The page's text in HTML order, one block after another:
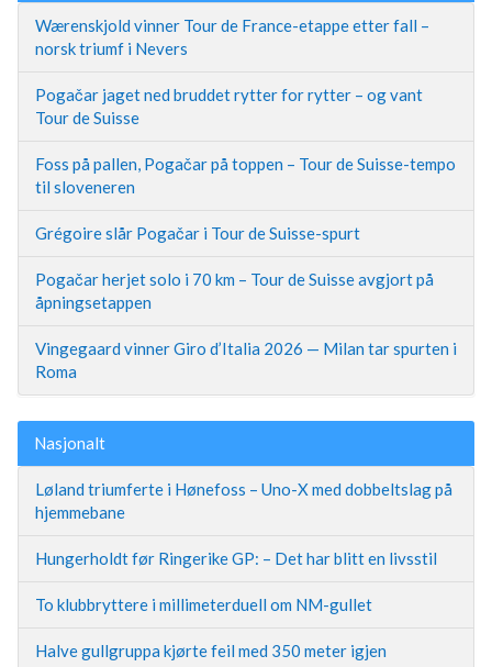
Wærenskjold vinner Tour de France-etappe etter fall –
norsk triumf i Nevers
Pogačar jaget ned bruddet rytter for rytter – og vant
Tour de Suisse
Foss på pallen, Pogačar på toppen – Tour de Suisse-tempo
til sloveneren
Grégoire slår Pogačar i Tour de Suisse-spurt
Pogačar herjet solo i 70 km – Tour de Suisse avgjort på
åpningsetappen
Vingegaard vinner Giro d’Italia 2026 — Milan tar spurten i
Roma
Nasjonalt
Løland triumferte i Hønefoss – Uno-X med dobbeltslag på
hjemmebane
Hungerholdt før Ringerike GP: – Det har blitt en livsstil
To klubbryttere i millimeterduell om NM-gullet
Halve gullgruppa kjørte feil med 350 meter igjen